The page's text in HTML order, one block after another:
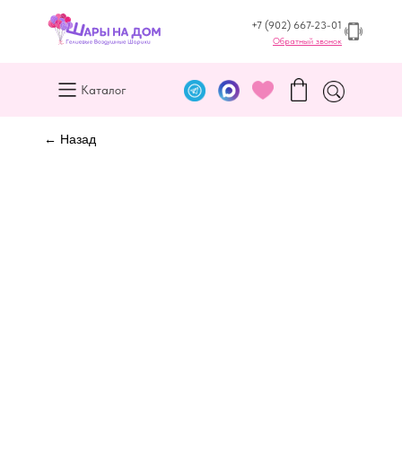
+7 (902) 667-23-01
Обратный звонок
Каталог
← Назад